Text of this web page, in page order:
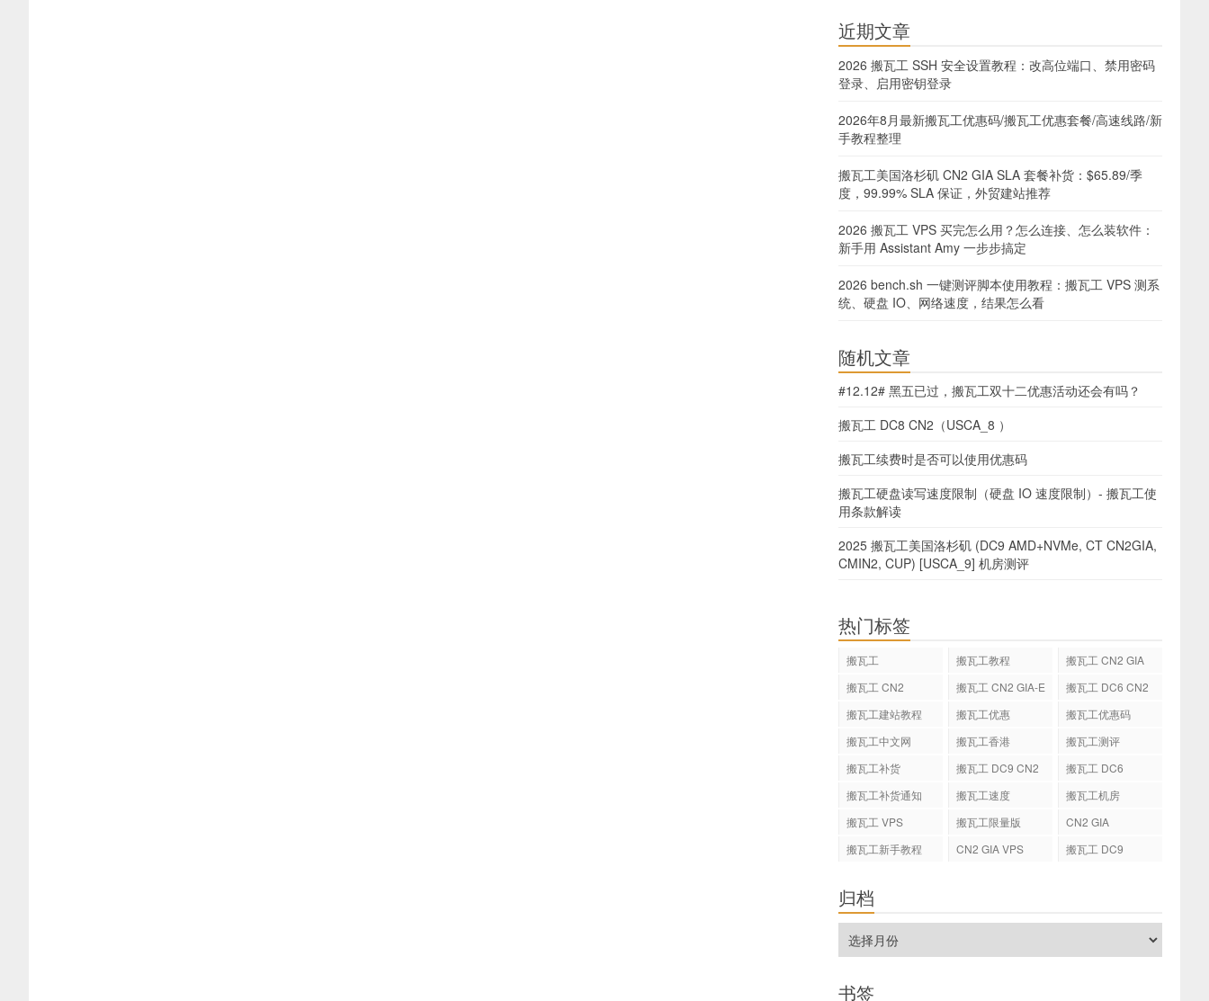
近期文章
2026 搬瓦工 SSH 安全设置教程：改高位端口、禁用密码
登录、启用密钥登录
2026年8月最新搬瓦工优惠码/搬瓦工优惠套餐/高速线路/新
手教程整理
搬瓦工美国洛杉矶 CN2 GIA SLA 套餐补货：$65.89/季
度，99.99% SLA 保证，外贸建站推荐
2026 搬瓦工 VPS 买完怎么用？怎么连接、怎么装软件：
新手用 Assistant Amy 一步步搞定
2026 bench.sh 一键测评脚本使用教程：搬瓦工 VPS 测系
统、硬盘 IO、网络速度，结果怎么看
随机文章
#12.12# 黑五已过，搬瓦工双十二优惠活动还会有吗？
搬瓦工 DC8 CN2（USCA_8 ）
搬瓦工续费时是否可以使用优惠码
搬瓦工硬盘读写速度限制（硬盘 IO 速度限制）- 搬瓦工使
用条款解读
2025 搬瓦工美国洛杉矶 (DC9 AMD+NVMe, CT CN2GIA,
CMIN2, CUP) [USCA_9] 机房测评
热门标签
搬瓦工 搬瓦工教程
搬瓦工 CN2 GIA
搬瓦工 CN2
搬瓦工 CN2 GIA-E
搬瓦工 DC6 CN2
搬瓦工建站教程 搬瓦工优惠
搬瓦工优惠码
搬瓦工中文网
搬瓦工香港
搬瓦工测评
搬瓦工补货
搬瓦工 DC9 CN2
搬瓦工 DC6
搬瓦工补货通知
搬瓦工速度
搬瓦工机房
搬瓦工 VPS
搬瓦工限量版
CN2 GIA
搬瓦工新手教程
CN2 GIA VPS 搬瓦工 DC9
归档
书签